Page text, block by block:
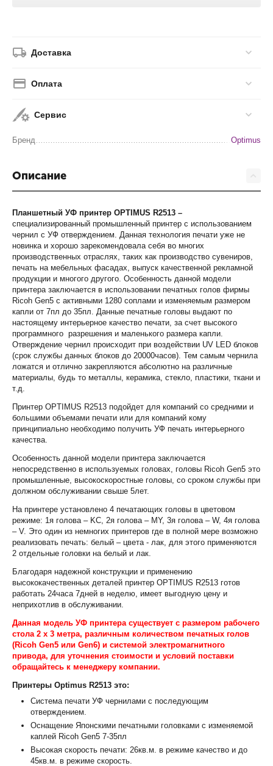
Доставка
Оплата
Сервис
Бренд Optimus
Описание
Планшетный УФ принтерOPTIMUS R2513 –
специализированный промышленный принтер с использованием
чернил с УФ отверждением. Данная технология печати уже не
новинка и хорошо зарекомендовала себя во многих
производственных отраслях, таких как производство сувениров,
печать на мебельных фасадах, выпуск качественной рекламной
продукции и многого другого. Особенность данной модели
принтера заключается в использовании печатных голов фирмы
Ricoh Gen5 с активными 1280 соплами и изменяемым размером
капли от 7пл до 35пл. Данные печатные головы выдают по
настоящему интерьерное качество печати, за счет высокого
программного разрешения и маленького размера капли.
Отверждение чернил происходит при воздействии UV LED блоков
(срок службы данных блоков до 20000часов). Тем самым чернила
ложатся и отлично закрепляются абсолютно на различные
материалы, будь то металлы, керамика, стекло, пластики, ткани и
т.д.
Принтер OPTIMUS R2513 подойдет для компаний со средними и
большими объемами печати или для компаний кому
принципиально необходимо получить УФ печать интерьерного
качества.
Особенность данной модели принтера заключается
непосредственно в используемых головах, головы Ricoh Gen5 это
промышленные, высокоскоростные головы, со сроком службы при
должном обслуживании свыше 5лет.
На принтере установлено 4 печатающих головы в цветовом
режиме: 1я голова – KC, 2я голова – MY, 3я голова – W, 4я голова
– V. Это один из немногих принтеров где в полной мере возможно
реализовать печать: белый – цвета - лак, для этого применяются
2 отдельные головки на белый и лак.
Благодаря надежной конструкции и применению
высококачественных деталей принтер OPTIMUS R2513 готов
работать 24часа 7дней в неделю, имеет выгодную цену и
неприхотлив в обслуживании.
Данная модель УФ принтера существует с размером рабочего
стола 2 х 3 метра, различным количеством печатных голов
(Ricoh Gen5 или Gen6) и системой электромагнитного
привода, для уточнения стоимости и условий поставки
обращайтесь к менеджеру компании.
Принтеры Optimus R2513это:
Система печати УФ чернилами с последующим
отверждением.
Оснащение Японскими печатными головками с изменяемой
каплей Ricoh Gen5 7-35пл
Высокая скорость печати: 26кв.м. в режиме качество и до
45кв.м. в режиме скорость.